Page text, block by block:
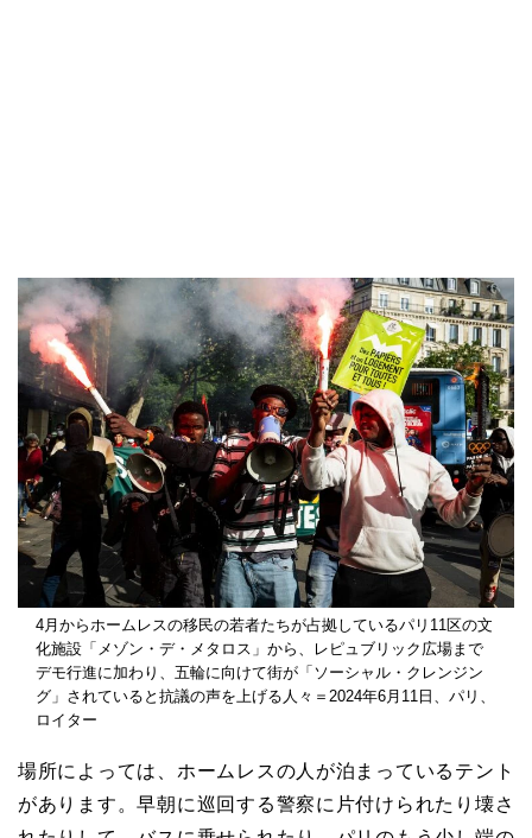
4月からホームレスの移民の若者たちが占拠しているパリ11区の文
化施設「メゾン・デ・メタロス」から、レピュブリック広場まで
デモ行進に加わり、五輪に向けて街が「ソーシャル・クレンジン
グ」されていると抗議の声を上げる人々＝2024年6月11日、パリ、
ロイター
場所によっては、ホームレスの人が泊まっているテント
があります。早朝に巡回する警察に片付けられたり壊さ